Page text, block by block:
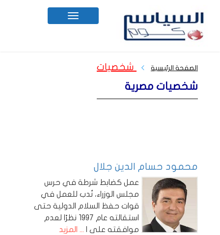
Toggle
navigation
الصفحة الرئيسية شخصيات
شخصيات مصرية
محمود حسام الدين جلال
عمل كضابط شرطة في حرس
مجلس الوزراء، نُدب للعمل في
قوات حفظ السلام الدولية حتى
استقالته عام 1997 نظرًا لعدم
موافقته على ا ... المزيد